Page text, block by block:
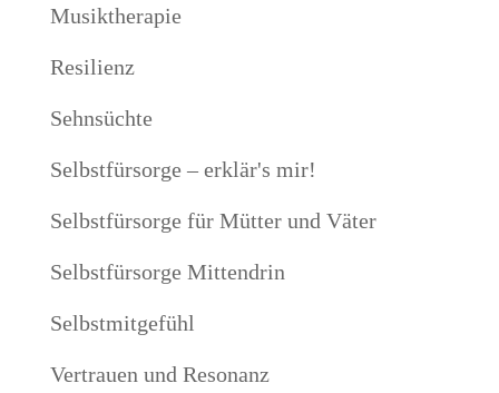
Musiktherapie
Resilienz
Sehnsüchte
Selbstfürsorge – erklär's mir!
Selbstfürsorge für Mütter und Väter
Selbstfürsorge Mittendrin
Selbstmitgefühl
Vertrauen und Resonanz